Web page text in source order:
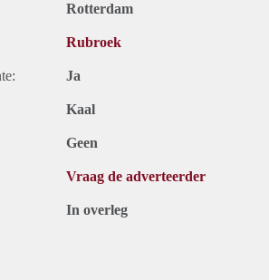
Rotterdam
Rubroek
Ja
Kaal
Geen
Vraag de adverteerder
In overleg